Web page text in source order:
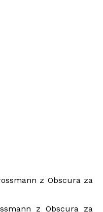
z Obscura za
z Obscura za